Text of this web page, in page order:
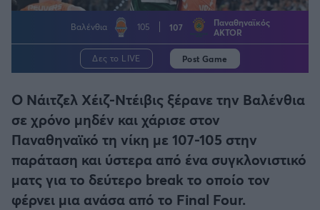
Δημήτρης Τσορμπατζόγλου
Άρης
Λεβαδειακός
ΟΦΗ
Βόλος
Ατρόμητος Αθηνών
Συνεντεύξεις
Μεγάλη μου Αγάπη
Μια Ιστορία από την Πόλη
Βαλένθια 105 107
Παναθηναϊκός
AKTOR
Δες το LIVE Post Game
Ο Νάιτζελ Χέιζ-Ντέιβις ξέρανε την Βαλένθια
σε χρόνο μηδέν και χάρισε στον
Παναθηναϊκό τη νίκη με 107-105 στην
παράταση και ύστερα από ένα συγκλονιστικό
ματς για το δεύτερο break το οποίο τον
φέρνει μια ανάσα από το Final Four.